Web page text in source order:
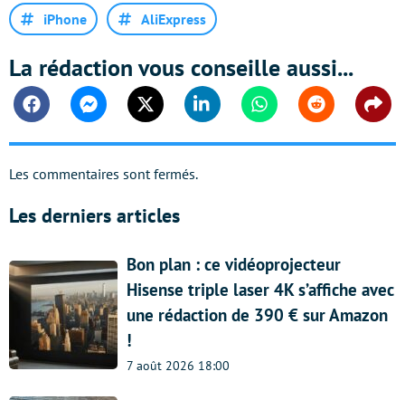
iPhone AliExpress
La rédaction vous conseille aussi...
FacebookMessengerTwitter Linkedin WhatsappReddit
Les commentaires sont fermés.
Les derniers articles
Bon plan : ce vidéoprojecteur
Hisense triple laser 4K s’affiche avec
une rédaction de 390 € sur Amazon
!
7 août 2026 18:00